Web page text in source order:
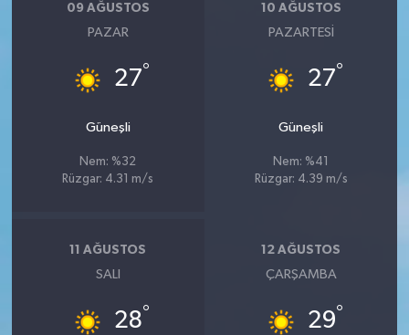
09 AĞUSTOS
PAZAR
27°
Güneşli
Nem: %32
Rüzgar: 4.31 m/s
10 AĞUSTOS
PAZARTESI
27°
Güneşli
Nem: %41
Rüzgar: 4.39 m/s
11 AĞUSTOS
SALI
28°
12 AĞUSTOS
ÇARŞAMBA
29°